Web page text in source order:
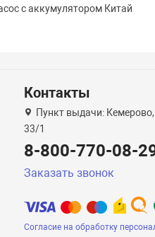
с аккумулятором Китай
Контакты
Пункт выдачи: Кемерово,
33/1
8-800-770-08-
Заказать звонок
Согласие на обработку